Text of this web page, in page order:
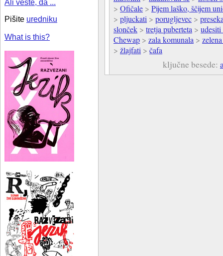
Ali veste, da ...
Pišite uredniku
What is this?
> Ofičale > Pijem laško, ščijem
> pljuckati > porugljevec >
slonček > tretja puberteta > udesiti
Chewap > zala komunala >
> žlajfati > čafa
ključne besede: